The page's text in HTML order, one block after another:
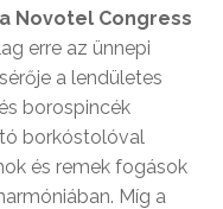
a Novotel Congress
erre az ünnepi
a lendületes
borospincék
borkóstolóval
és remek fogások
Míg a